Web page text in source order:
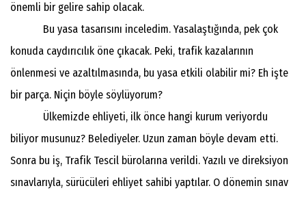
önemli bir gelire sahip olacak.
Bu yasa tasarısını inceledim. Yasalaştığında, pek çok
konuda caydırıcılık öne çıkacak. Peki, trafik kazalarının
önlenmesi ve azaltılmasında, bu yasa etkili olabilir mi? Eh işte
bir parça. Niçin böyle söylüyorum?
Ülkemizde ehliyeti, ilk önce hangi kurum veriyordu
biliyor musunuz? Belediyeler. Uzun zaman böyle devam etti.
Sonra bu iş, Trafik Tescil bürolarına verildi. Yazılı ve direksiyon
sınavlarıyla, sürücüleri ehliyet sahibi yaptılar. O dönemin sınav